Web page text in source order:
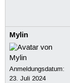
Mylin
Anmeldungsdatum:
23. Juli 2024